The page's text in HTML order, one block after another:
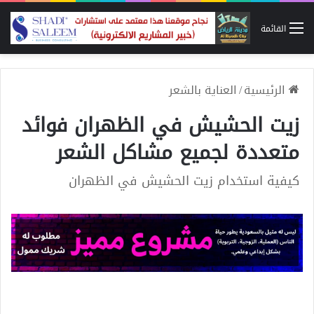
القائمة
الرئيسية/العناية بالشعر
زيت الحشيش في الظهران فوائد
متعددة لجميع مشاكل الشعر
كيفية استخدام زيت الحشيش في الظهران